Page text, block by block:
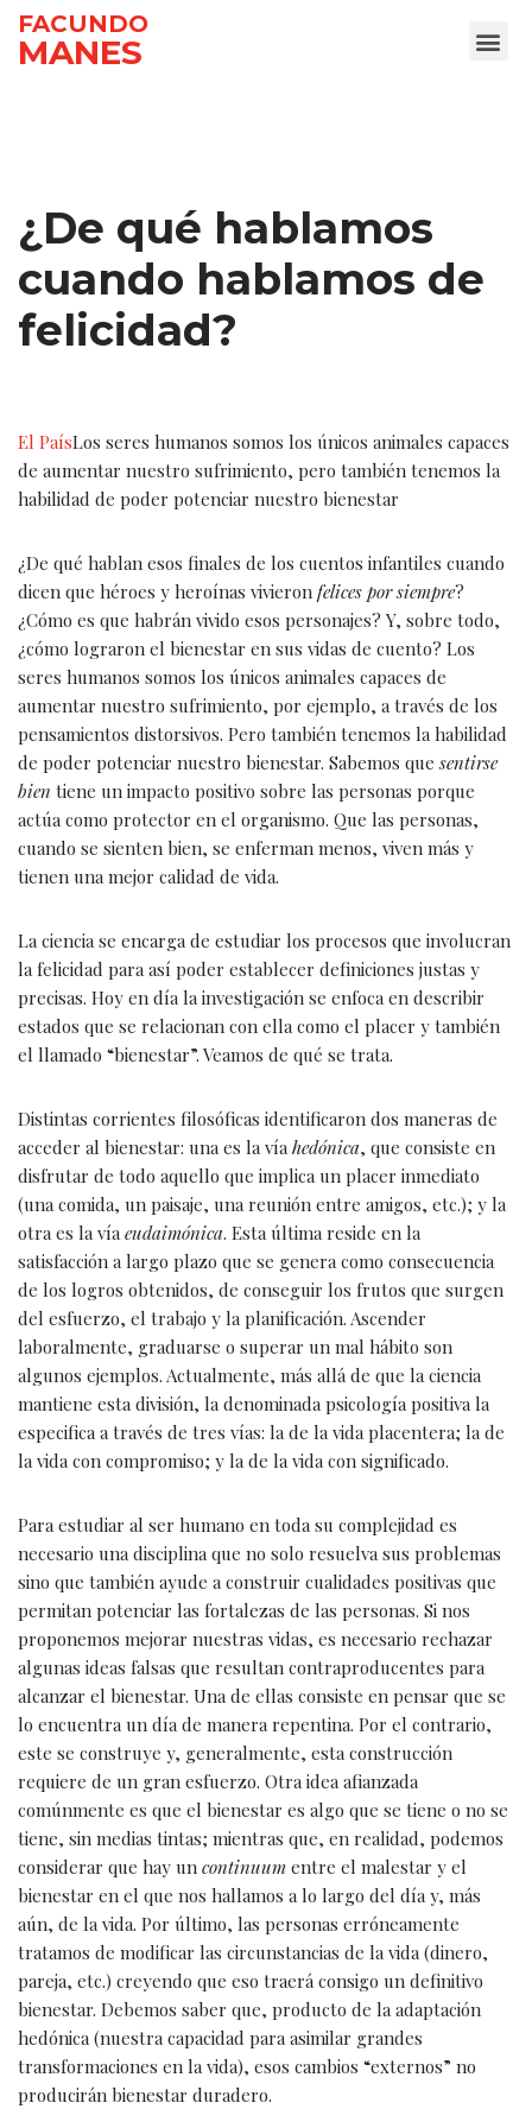
Ir
FACUNDO
MANES
¿De qué hablamos
cuando hablamos de
felicidad?
El PaísLos seres humanos somos los únicos animales capaces
de aumentar nuestro sufrimiento, pero también tenemos la
habilidad de poder potenciar nuestro bienestar
¿De qué hablan esos finales de los cuentos infantiles cuando
dicen que héroes y heroínas vivieron felices por siempre?
¿Cómo es que habrán vivido esos personajes? Y, sobre todo,
¿cómo lograron el bienestar en sus vidas de cuento? Los
seres humanos somos los únicos animales capaces de
aumentar nuestro sufrimiento, por ejemplo, a través de los
pensamientos distorsivos. Pero también tenemos la habilidad
de poder potenciar nuestro bienestar. Sabemos quesentirse
bien tiene un impacto positivo sobre las personas porque
actúa como protector en el organismo. Que las personas,
cuando se sienten bien, se enferman menos, viven más y
tienen una mejor calidad de vida.
La ciencia se encarga de estudiar los procesos que involucran
la felicidad para así poder establecer definiciones justas y
precisas. Hoy en día la investigación se enfoca en describir
estados que se relacionan con ella como el placer y también
el llamado “bienestar”. Veamos de qué se trata.
Distintas corrientes filosóficas identificaron dos maneras de
acceder al bienestar: una es la víahedónica, que consiste en
disfrutar de todo aquello que implica un placer inmediato
(una comida, un paisaje, una reunión entre amigos, etc.); y la
otra es la víaeudaimónica. Esta última reside en la
satisfacción a largo plazo que se genera como consecuencia
de los logros obtenidos, de conseguir los frutos que surgen
del esfuerzo, el trabajo y la planificación. Ascender
laboralmente, graduarse o superar un mal hábito son
algunos ejemplos. Actualmente, más allá de que la ciencia
mantiene esta división, la denominada psicología positiva la
especifica a través de tres vías: la de la vida placentera; la de
la vida con compromiso; y la de la vida con significado.
Para estudiar al ser humano en toda su complejidad es
necesario una disciplina que no solo resuelva sus problemas
sino que también ayude a construir cualidades positivas que
permitan potenciar las fortalezas de las personas. Si nos
proponemos mejorar nuestras vidas, es necesario rechazar
algunas ideas falsas que resultan contraproducentes para
alcanzar el bienestar. Una de ellas consiste en pensar que se
lo encuentra un día de manera repentina. Por el contrario,
este se construye y, generalmente, esta construcción
requiere de un gran esfuerzo. Otra idea afianzada
comúnmente es que el bienestar es algo que se tiene o no se
tiene, sin medias tintas; mientras que, en realidad, podemos
considerar que hay un continuum entre el malestar y el
bienestar en el que nos hallamos a lo largo del día y, más
aún, de la vida. Por último, las personas erróneamente
tratamos de modificar las circunstancias de la vida (dinero,
pareja, etc.) creyendo que eso traerá consigo un definitivo
bienestar. Debemos saber que, producto de la adaptación
hedónica (nuestra capacidad para asimilar grandes
transformaciones en la vida), esos cambios “externos” no
producirán bienestar duradero.